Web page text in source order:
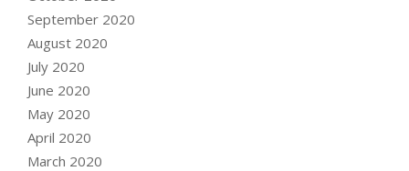
September 2020
August 2020
July 2020
June 2020
May 2020
April 2020
March 2020